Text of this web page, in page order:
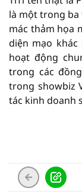
là một trong ba
mác thảm họa
diện mạo
hoạt động
trong các
trong showbiz
tác kinh doanh